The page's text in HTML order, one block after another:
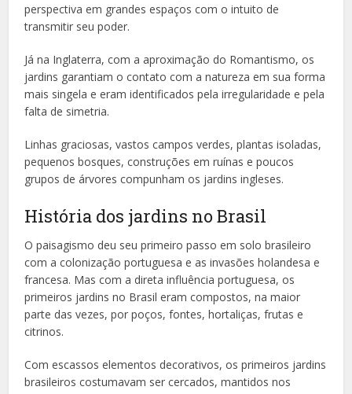
perspectiva em grandes espaços com o intuito de
transmitir seu poder.
Já na Inglaterra, com a aproximação do Romantismo, os
jardins garantiam o contato com a natureza em sua forma
mais singela e eram identificados pela irregularidade e pela
falta de simetria.
Linhas graciosas, vastos campos verdes, plantas isoladas,
pequenos bosques, construções em ruínas e poucos
grupos de árvores compunham os jardins ingleses.
História dos jardins no Brasil
O paisagismo deu seu primeiro passo em solo brasileiro
com a colonização portuguesa e as invasões holandesa e
francesa. Mas com a direta influência portuguesa, os
primeiros jardins no Brasil eram compostos, na maior
parte das vezes, por poços, fontes, hortaliças, frutas e
citrinos.
Com escassos elementos decorativos, os primeiros jardins
brasileiros costumavam ser cercados, mantidos nos